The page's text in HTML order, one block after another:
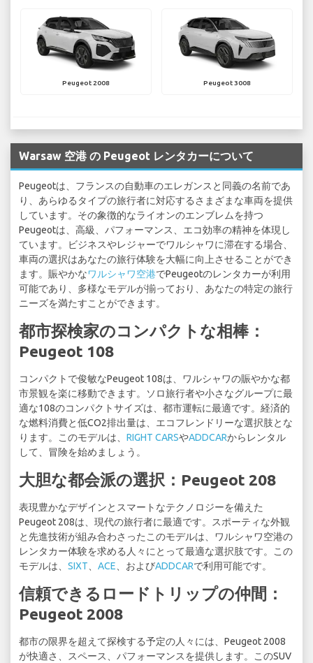
Peugeot 2008 Peugeot 3008
Warsaw 空港 の Peugeot レンタカーについて
Peugeotは、フランスの自動車のエレガンスと同義の名前であ
り、あらゆるタイプの旅行者に対応するさまざまな車両を提供
しています。その象徴的なライオンのエンブレムを持つ
Peugeotは、高級、パフォーマンス、エコ効率の精神を体現し
ています。ビジネスやレジャーでワルシャワに滞在する場合、
車両の選択はあなたの旅行体験を大幅に向上させることができ
ます。賑やかなワルシャワ空港でPeugeotのレンタカーが利用
可能であり、多様なモデルが揃っており、あなたの特定の旅行
ニーズを満たすことができます。
都市探検家のコンパクトな相棒：
Peugeot 108
コンパクトで俊敏なPeugeot 108は、ワルシャワの賑やかな都
市景観を楽に移動できます。ソロ旅行者や小さなグループに最
適な108のコンパクトサイズは、都市運転に最適です。経済的
な燃料消費と低CO2排出量は、エコフレンドリーな選択肢とな
ります。このモデルは、 RIGHT CARSやADDCARからレンタル
して、冒険を始めましょう。
大胆な都会派の選択：Peugeot 208
表現豊かなデザインとスマートなテクノロジーを備えた
Peugeot 208は、現代の旅行者に最適です。スポーティな外観
と先進技術が組み合わさったこのモデルは、ワルシャワ空港の
レンタカー体験を求める人々にとって最適な選択肢です。この
モデルは、 SIXT ACE 、およびADDCARで利用可能です。
信頼できるロードトリップの仲間：
Peugeot 2008
都市の限界を超えて探検する予定の人々には、Peugeot 2008
が快適さ、スペース、パフォーマンスを提供します。このSUV